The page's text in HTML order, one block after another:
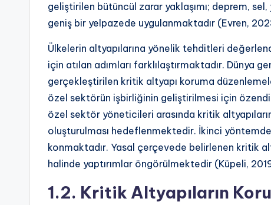
geliştirilen bütüncül zarar yaklaşımı; deprem,
geniş bir yelpazede uygulanmaktadır (Evren,
Ülkelerin altyapılarına yönelik tehditleri
için atılan adımları farklılaştırmaktadır. Dünya
gerçekleştirilen kritik altyapı koruma
özel sektörün işbirliğinin geliştirilmesi için
özel sektör yöneticileri arasında kritik
oluşturulması hedeflenmektedir. İkinci
konmaktadır. Yasal çerçevede belirlenen kritik
halinde yaptırımlar öngörülmektedir (Küpeli,
1.2. Kritik Altyapıların